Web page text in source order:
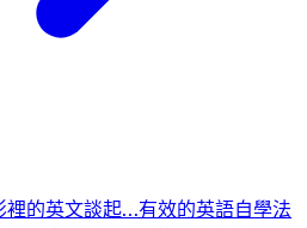
裡的英文談起…有效的英語自學法